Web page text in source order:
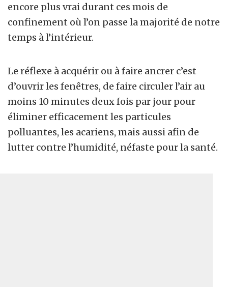
encore plus vrai durant ces mois de
confinement où l’on passe la majorité de notre
temps à l’intérieur.
Le réflexe à acquérir ou à faire ancrer c’est
d’ouvrir les fenêtres, de faire circuler l’air au
moins 10 minutes deux fois par jour pour
éliminer efficacement les particules
polluantes, les acariens, mais aussi afin de
lutter contre l’humidité, néfaste pour la santé.